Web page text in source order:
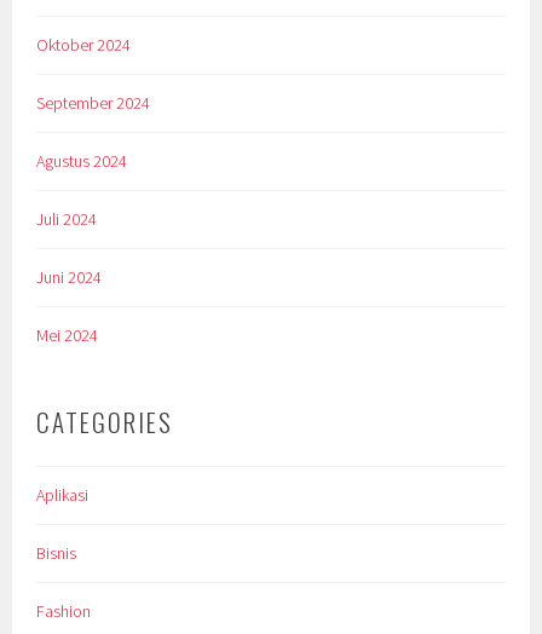
Oktober 2024
September 2024
Agustus 2024
Juli 2024
Juni 2024
Mei 2024
CATEGORIES
Aplikasi
Bisnis
Fashion